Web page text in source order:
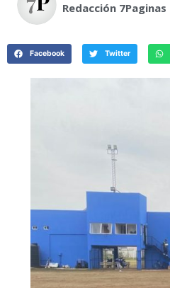
Redacción 7Paginas
Facebook Twitter